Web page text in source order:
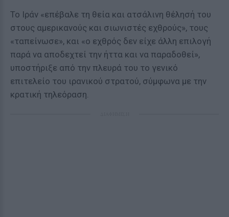
Το Ιράν «επέβαλε τη θεία και ατσάλινη θέλησή του
στους αμερικανούς και σιωνιστές εχθρούς», τους
«ταπείνωσε», και «ο εχθρός δεν είχε άλλη επιλογή
παρά να αποδεχτεί την ήττα και να παραδοθεί»,
υποστήριξε από την πλευρά του το γενικό
επιτελείο του ιρανικού στρατού, σύμφωνα με την
κρατική τηλεόραση.